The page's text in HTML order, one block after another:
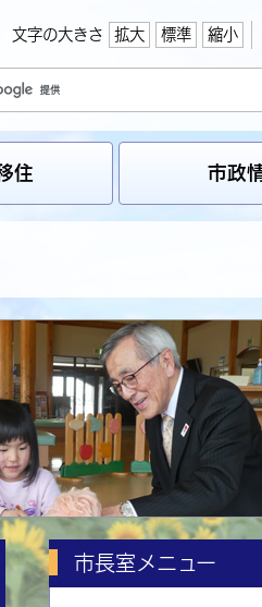
文字の大きさ 拡大 標準 縮小
住 市政
市長室メニュー